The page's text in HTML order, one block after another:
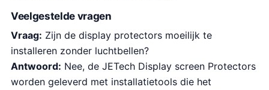
Veelgestelde vragen
Vraag: Zijn de display protectors moeilijk te
installeren zonder luchtbellen?
Antwoord: Nee, de JETech Display screen Protectors
worden geleverd met installatietools die het